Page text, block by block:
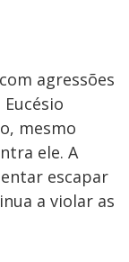
agressões
mesmo
ele. A
escapar
a violar as